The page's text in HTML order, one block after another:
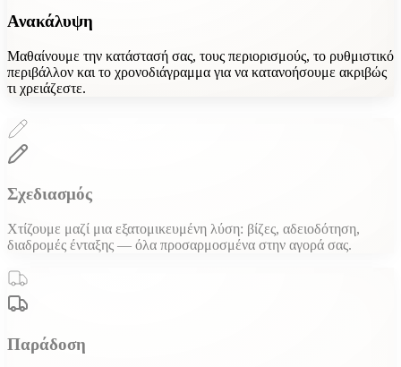
Ανακάλυψη
Μαθαίνουμε την κατάστασή σας, τους περιορισμούς, το ρυθμιστικό
περιβάλλον και το χρονοδιάγραμμα για να κατανοήσουμε ακριβώς
τι χρειάζεστε.
Σχεδιασμός
Χτίζουμε μαζί μια εξατομικευμένη λύση: βίζες, αδειοδότηση,
διαδρομές ένταξης — όλα προσαρμοσμένα στην αγορά σας.
Παράδοση